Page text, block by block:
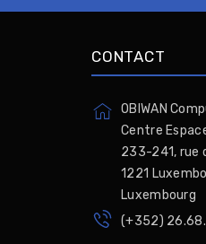
CONTACT
OBIWAN
Centre
233-241, rue
1221
Luxembourg
(+352)